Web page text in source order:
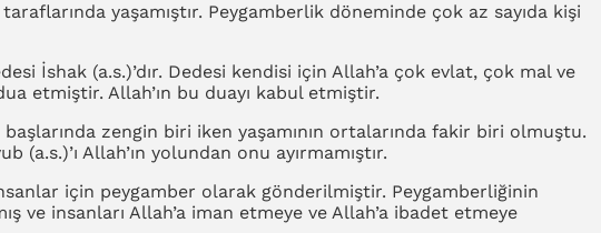
yaşamıştır. Peygamberlik döneminde çok az sayıda kişi
İshak (a.s.)’dır. Dedesi kendisi için Allah’a çok evlat, çok mal ve
etmiştir. Allah’ın bu duayı kabul etmiştir.
başlarında zengin biri iken yaşamının ortalarında fakir biri olmuştu.
(a.s.)’ı Allah’ın yolundan onu ayırmamıştır.
için peygamber olarak gönderilmiştir. Peygamberliğinin
ve insanları Allah’a iman etmeye ve Allah’a ibadet etmeye